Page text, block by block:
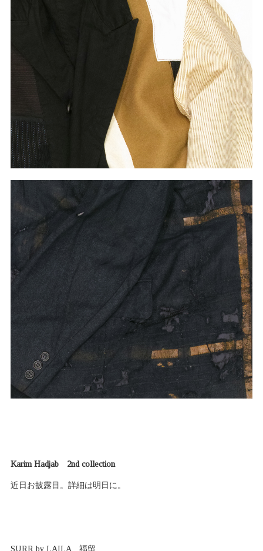
Karim Hadjab 2nd collection
近日お披露目。詳細は明日に。
SURR by LAILA 福留